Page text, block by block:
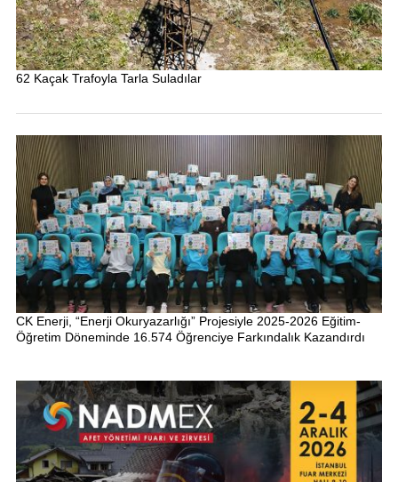
62 Kaçak Trafoyla Tarla Suladılar
CK Enerji, “Enerji Okuryazarlığı” Projesiyle 2025-2026 Eğitim-
Öğretim Döneminde 16.574 Öğrenciye Farkındalık Kazandırdı